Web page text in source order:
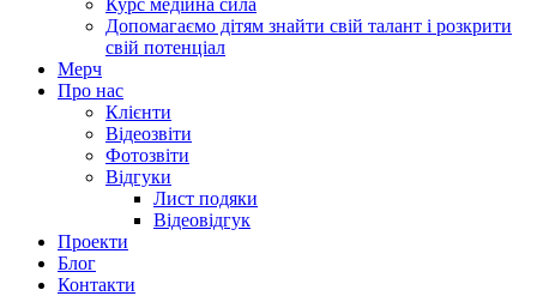
Курс медійна сила
Допомагаємо дітям знайти свій талант і розкрити
свій потенціал
Мерч
Про нас
Клієнти
Відеозвіти
Фотозвіти
Відгуки
Лист подяки
Відеовідгук
Проекти
Блог
Контакти